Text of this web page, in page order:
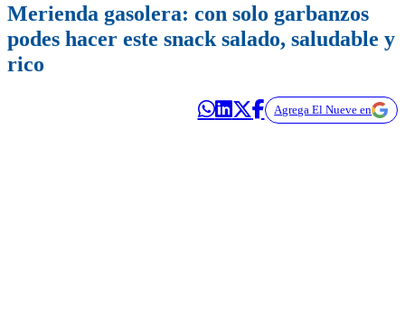
Merienda gasolera: con solo garbanzos
podes hacer este snack salado, saludable y
rico
Agrega El Nueve en